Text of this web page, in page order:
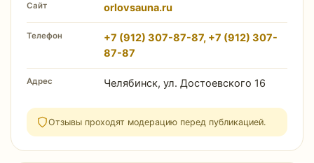
Сайт orlovsauna.ru
Телефон
+7 (912) 307-87-87‬, +7 (912) 307-
87-87
Адрес Челябинск, ул. Достоевского 16
Отзывы проходят модерацию перед публикацией.